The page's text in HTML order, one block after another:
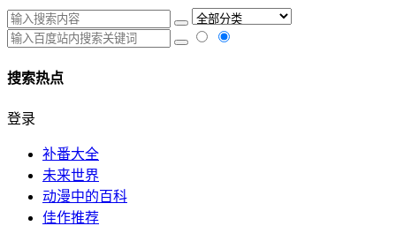
搜索热点
登录
补番大全
未来世界
动漫中的百科
佳作推荐